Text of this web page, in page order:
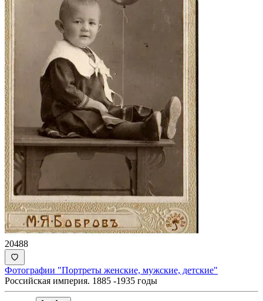
20488
Фотографии "Портреты женские, мужские, детские"
Российская империя. 1885 -1935 годы